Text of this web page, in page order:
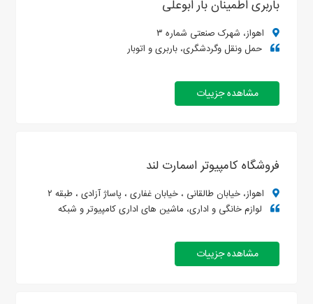
باربری اطمینان بار ابوعلی
اهواز، شهرک صنعتی شماره ۳
حمل ونقل وگردشگری، باربری و اتوبار
مشاهده جزییات
فروشگاه کامپیوتر اسمارت لند
اهواز، خیابان طالقانی ، خیابان غفاری ، پاساژ آزادی ، طبقه ۲
لوازم خانگی و اداری، ماشین های اداری کامپیوتر و شبکه
مشاهده جزییات